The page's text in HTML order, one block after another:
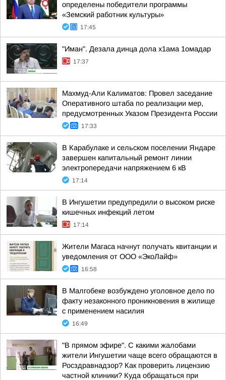
определены победители программы
«Земский работник культуры»
17:45
"Иман". Дезала динца дола х1ама 1омадар
17:37
Махмуд-Али Калиматов: Провел заседание
Оперативного штаба по реализации мер,
предусмотренных Указом Президента России
17:33
В Карабулаке и сельском поселении Яндаре
завершен капитальный ремонт линии
электропередачи напряжением 6 кВ
17:14
В Ингушетии предупредили о высоком риске
кишечных инфекций летом
17:14
Жители Магаса начнут получать квитанции и
уведомления от ООО «ЭкоЛайф»
16:58
В Малгобеке возбуждено уголовное дело по
факту незаконного проникновения в жилище
с применением насилия
16:49
"В прямом эфире". С какими жалобами
жители Ингушетии чаще всего обращаются в
Росздравнадзор? Как проверить лицензию
частной клиники? Куда обращаться при